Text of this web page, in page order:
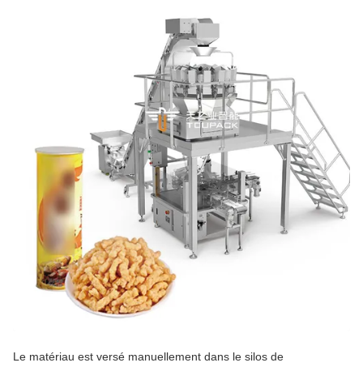
Le matériau est versé manuellement dans le silos de